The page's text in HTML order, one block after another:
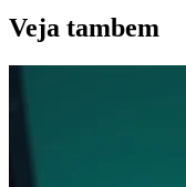
Veja tambem